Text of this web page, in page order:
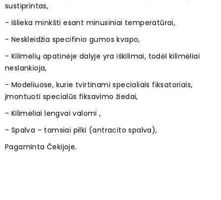
sustiprintas,
- Išlieka minkšti esant minusiniai temperatūrai,
- Neskleidžia specifinio gumos kvapo,
- Kilimėlių apatinėje dalyje yra iškilimai, todėl kilimėliai
neslankioja,
- Modeliuose, kurie tvirtinami specialiais fiksatoriais,
įmontuoti specialūs fiksavimo žiedai,
- Kilimėliai lengvai valomi ,
- Spalva – tamsiai pilki (antracito spalva),
Pagaminta Čekijoje.